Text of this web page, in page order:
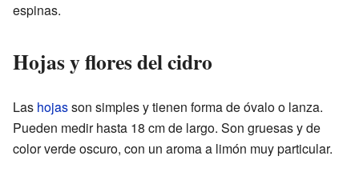
espinas.
Hojas y flores del cidro
Las hojasson simples y tienen forma de óvalo o lanza.
Pueden medir hasta 18 cm de largo. Son gruesas y de
color verde oscuro, con un aroma a limón muy particular.